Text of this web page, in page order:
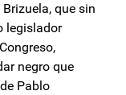
que sin
legislador
negro que
Pablo